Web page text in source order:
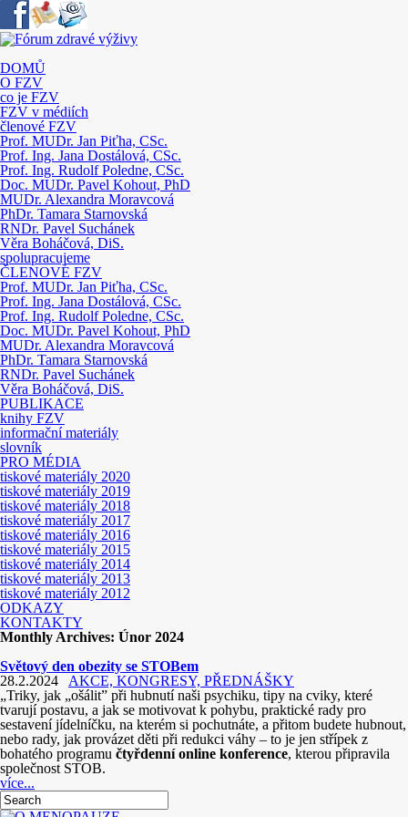
DOMŮ
O FZV
co je FZV
FZV v médiích
členové FZV
Prof. MUDr. Jan Piťha, CSc.
Prof. Ing. Jana Dostálová, CSc.
Prof. Ing. Rudolf Poledne, CSc.
Doc. MUDr. Pavel Kohout, PhD
MUDr. Alexandra Moravcová
PhDr. Tamara Starnovská
RNDr. Pavel Suchánek
Věra Boháčová, DiS.
spolupracujeme
ČLENOVÉ FZV
Prof. MUDr. Jan Piťha, CSc.
Prof. Ing. Jana Dostálová, CSc.
Prof. Ing. Rudolf Poledne, CSc.
Doc. MUDr. Pavel Kohout, PhD
MUDr. Alexandra Moravcová
PhDr. Tamara Starnovská
RNDr. Pavel Suchánek
Věra Boháčová, DiS.
PUBLIKACE
knihy FZV
informační materiály
slovník
PRO MÉDIA
tiskové materiály 2020
tiskové materiály 2019
tiskové materiály 2018
tiskové materiály 2017
tiskové materiály 2016
tiskové materiály 2015
tiskové materiály 2014
tiskové materiály 2013
tiskové materiály 2012
ODKAZY
KONTAKTY
Monthly Archives: Únor 2024
Světový den obezity se STOBem
28.2.2024
AKCE, KONGRESY, PŘEDNÁŠKY
„Triky, jak „ošálit” při hubnutí naši psychiku, tipy na cviky, které
tvarují postavu, a jak se motivovat k pohybu, praktické rady pro
sestavení jídelníčku, na kterém si pochutnáte, a přitom budete hubnout,
nebo rady, jak provázet děti při redukci váhy – to je jen střípek z
bohatého programu čtyřdenní online konference, kterou připravila
společnost STOB.
více...